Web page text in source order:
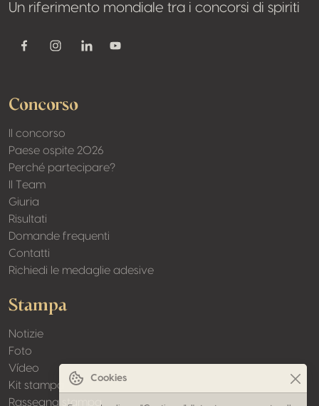
Un riferimento mondiale tra i concorsi di spiriti
FacebookInstagramLinkedinYoutube
Concorso
Il concorso
Paese ospite 2026
Perché partecipare?
Il Team
Giuria
Risultati
Domande frequenti
Contatti
Richiedi le medaglie adesive
Stampa
Notizie
Foto
Vídeo
Kit stampa
Rassegna stampa
Cookies